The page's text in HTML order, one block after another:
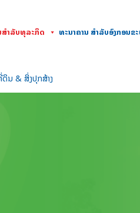
ສຳລັບທຸລະກິດ ທະນາຄານ ສໍາລັບອົງກອນຂ
ນ & ສິ່ງປຸກສ້າງ